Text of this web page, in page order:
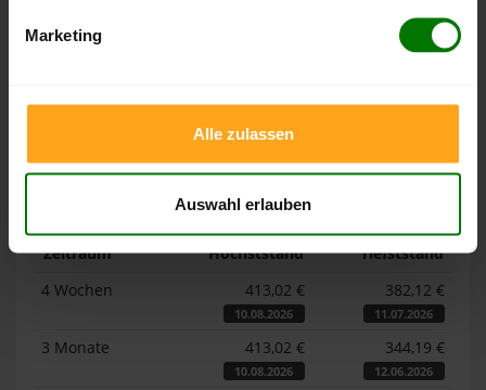
Marketing
Alle zulassen
Auswahl erlauben
Höchst- und Tiefststände der
Pelletspreise für lose Holzpellets und Holzpellets
wurde.
Lose Holzpellets
Zeitraum Höchststand
Tiefststand
4 Wochen
413,02 €
10.08.2026
382,12 €
11.07.2026
3 Monate 413,02 €
10.08.2026
344,19 €
12.06.2026